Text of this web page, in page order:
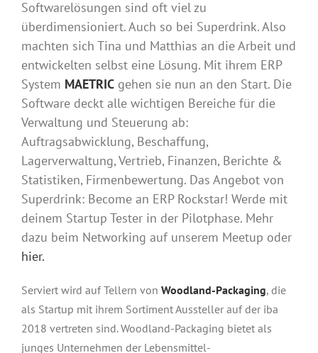
Softwarelösungen sind oft viel zu
überdimensioniert. Auch so bei Superdrink. Also
machten sich Tina und Matthias an die Arbeit und
entwickelten selbst eine Lösung. Mit ihrem ERP
System MAETRIC gehen sie nun an den Start. Die
Software deckt alle wichtigen Bereiche für die
Verwaltung und Steuerung ab:
Auftragsabwicklung, Beschaffung,
Lagerverwaltung, Vertrieb, Finanzen, Berichte &
Statistiken, Firmenbewertung. Das Angebot von
Superdrink: Become an ERP Rockstar! Werde mit
deinem Startup Tester in der Pilotphase. Mehr
dazu beim Networking auf unserem Meetup oder
hier.
Serviert wird auf Tellern von Woodland-Packaging, die
als Startup mit ihrem Sortiment Aussteller auf der iba
2018 vertreten sind. Woodland-Packaging bietet als
junges Unternehmen der Lebensmittel-